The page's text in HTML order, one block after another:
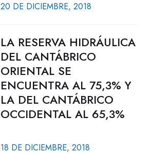
20 DE DICIEMBRE, 2018
LA RESERVA HIDRÁULICA
DEL CANTÁBRICO
ORIENTAL SE
ENCUENTRA AL 75,3% Y
LA DEL CANTÁBRICO
OCCIDENTAL AL 65,3%
18 DE DICIEMBRE, 2018